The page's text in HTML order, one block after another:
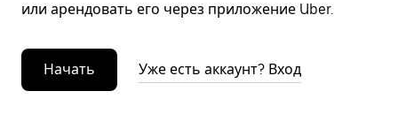
или арендовать его через приложение Uber.
Начать Уже есть аккаунт? Вход